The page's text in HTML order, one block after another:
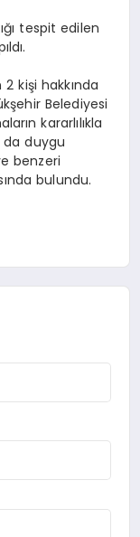
tespit edilen
kişi hakkında
Belediyesi
kararlılıkla
duygu
benzeri
bulundu.